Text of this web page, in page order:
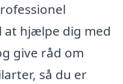
at hjælpe dig med
give råd om
så du er